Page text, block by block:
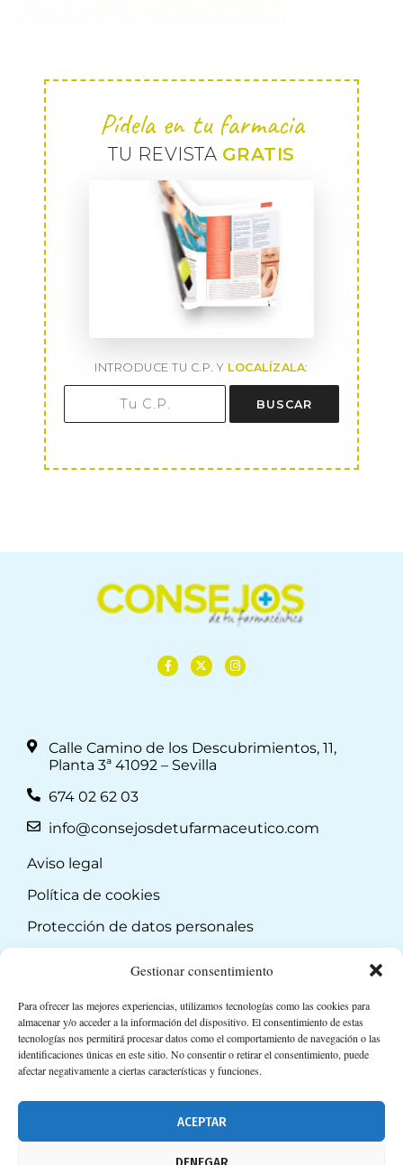
Gestionar consentimiento
Para ofrecer las mejores experiencias, utilizamos tecnologías como las cookies para
almacenar y/o acceder a la información del dispositivo. El consentimiento de estas
tecnologías nos permitirá procesar datos como el comportamiento de navegación o las
identificaciones únicas en este sitio. No consentir o retirar el consentimiento, puede
afectar negativamente a ciertas características y funciones.
ACEPTAR
Pídela en tu farmacia
TU REVISTA GRATIS
INTRODUCE TU C.P. Y LOCALÍZALA:
BUSCAR
Calle Camino de los Descubrimientos, 11,
Planta 3ª 41092 – Sevilla
674 02 62 03
info@consejosdetufarmaceutico.com
Aviso legal
Política de cookies
Protección de datos personales